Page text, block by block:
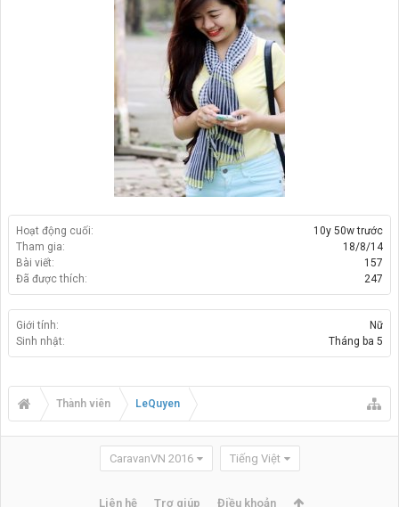
Hoạt động cuối:
10y 50w trước
Tham gia:
18/8/14
Bài viết:
157
Đã được thích:
247
Giới tính:
Nữ
Sinh nhật:
Tháng ba 5
Thành viên LeQuyen
CaravanVN 2016 Tiếng Việt
Liên hệ Trợ giúp Điều khoản